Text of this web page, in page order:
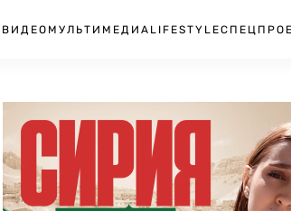
ВИДЕО МУЛЬТИМЕДИА LIFESTYLE